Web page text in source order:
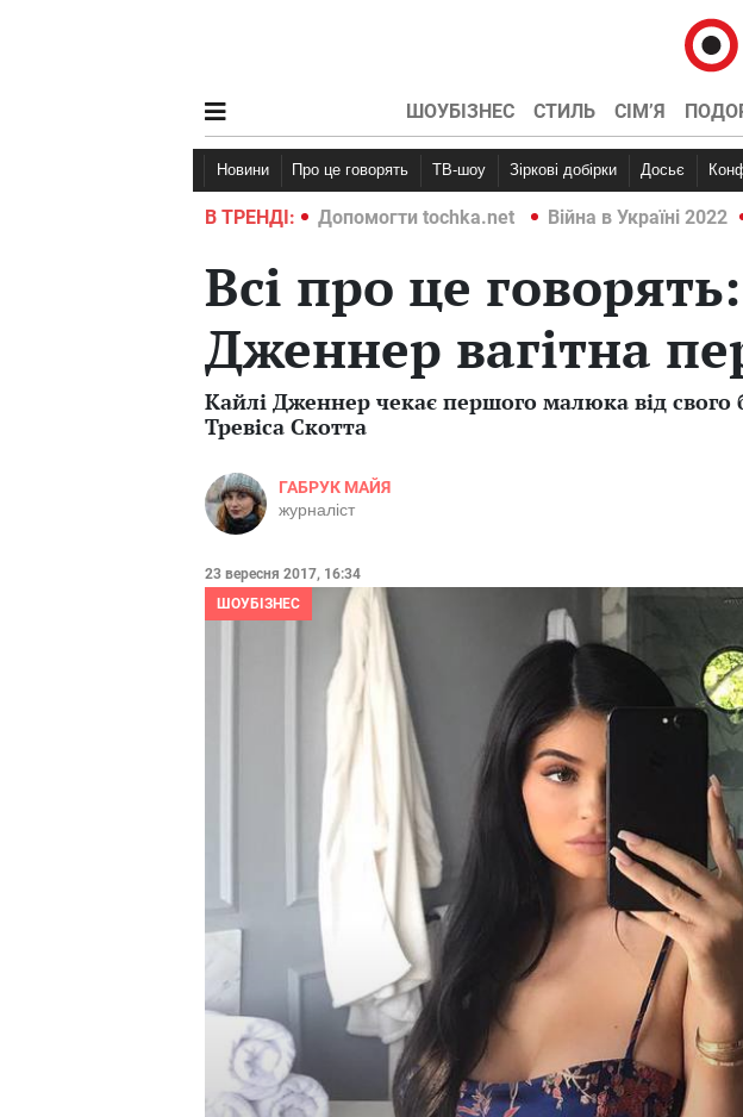
ШОУБІЗНЕС СТИЛЬ СІМ’Я
Новини Про це говорять ТВ-шоу Зіркові добірки Досьє
В ТРЕНДІ:
Війна в Україні 2022 Допомогти tochka.net Війна в Україні 2022
Всі про це
Дженнер вагітна
Кайлі Дженнер чекає першого малюка від свого
Тревіса Скотта
ГАБРУК МАЙЯ
журналіст
23 вересня 2017, 16:34
ШОУБІЗНЕС